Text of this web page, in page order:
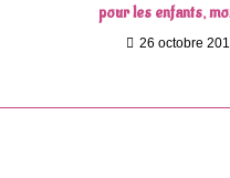
pour les enfants,
26 octobre